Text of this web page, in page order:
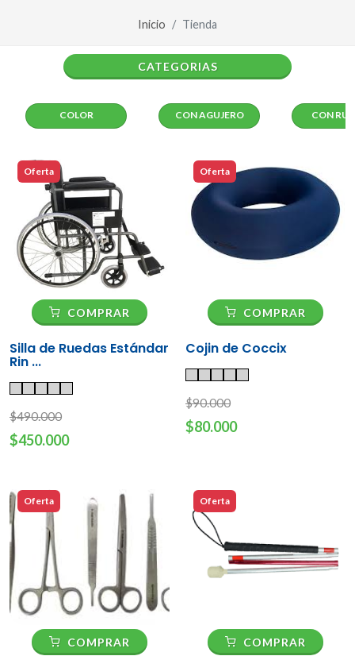
Inicio Tienda
CATEGORIAS
COLOR CON AGUJERO CON
Oferta
COMPRAR
Silla de Ruedas Estándar
Rin ...
$490.000
$450.000
Oferta
COMPRAR
Cojin de Coccix
$90.000
$80.000
Oferta
COMPRAR
Oferta
COMPRAR